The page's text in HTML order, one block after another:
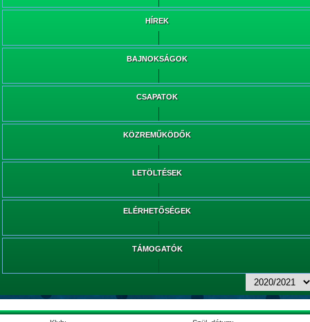
HÍREK
BAJNOKSÁGOK
CSAPATOK
KÖZREMŰKÖDŐK
LETÖLTÉSEK
ELÉRHETŐSÉGEK
TÁMOGATÓK